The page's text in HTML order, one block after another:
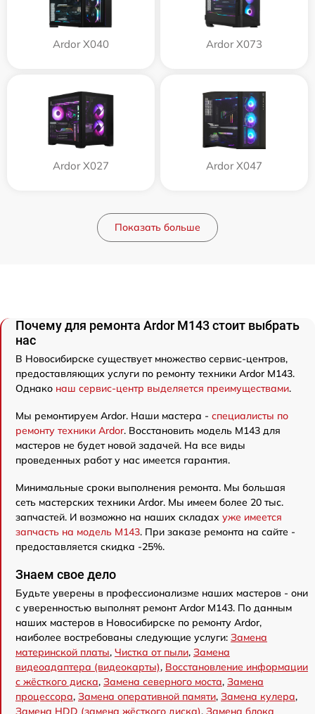
Ardor X040 Ardor X073
Ardor X027 Ardor X047
Показать больше
Почему для ремонта Ardor M143 стоит выбрать
нас
В Новосибирске существует множество сервис-центров,
предоставляющих услуги по ремонту техники Ardor M143.
Однако наш сервис-центр выделяется преимуществами.
Мы ремонтируем Ardor. Наши мастера - специалисты по
ремонту техники Ardor. Восстановить модель M143 для
мастеров не будет новой задачей. На все виды
проведенных работ у нас имеется гарантия.
Минимальные сроки выполнения ремонта. Мы большая
сеть мастерских техники Ardor. Мы имеем более 20 тыс.
запчастей. И возможно на наших складах уже имеется
запчасть на модель M143. При заказе ремонта на сайте -
предоставляется скидка -25%.
Знаем свое дело
Будьте уверены в профессионализме наших мастеров - они
с уверенностью выполнят ремонт Ardor M143. По данным
наших мастеров в Новосибирске по ремонту Ardor,
наиболее востребованы следующие услуги: Замена
материнской платы, Чистка от пыли, Замена
видеоадаптера (видеокарты), Восстановление информации
с жёсткого диска, Замена северного моста, Замена
процессора, Замена оперативной памяти, Замена кулера,
Замена HDD (замена жёсткого диска), Замена блока